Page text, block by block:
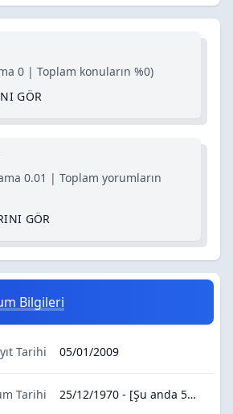
0 | Toplam konuların %0)
GÖR
0.01 | Toplam yorumların
GÖR
Bilgileri
Tarihi 05/01/2009
Tarihi 25/12/1970 - [Şu anda 55 yaşında]